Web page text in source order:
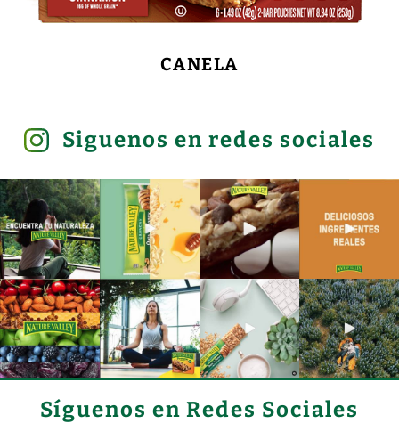
CANELA
Siguenos en redes sociales
Síguenos en Redes Sociales